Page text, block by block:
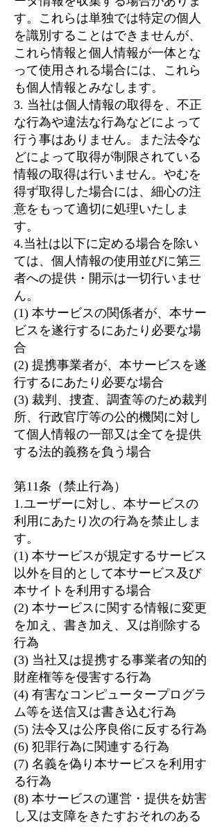
す。これらは単独では特定の個人
を識別することはできませんが、
これら情報と個人情報が一体とな
って使用される場合には、これら
も個人情報とみなします。
3. 当社は個人情報の取得を、不正
な行為や違法な行為などによって
行う事はありません。また法令な
どによって取得が制限されている
情報の取得は行いません。やむを
得ず取得した場合には、細心の注
意をもって適切に処理いたしま
す。
4.当社は以下に定める場合を除い
ては、個人情報の使用並びに第三
者への提供・開示は一切行いませ
ん。
(1) 本サービスの関係者が、本サー
ビスを遂行するにあたり必要な場
合
(2) 提携事業者が、本サービスを遂
行するにあたり必要な場合
(3) 裁判、捜査、調査等のため裁判
所、行政官庁等の公的機関に対し
て個人情報の一部又は全てを提供
する法的義務を負う場合
第11条（禁止行為）
1.ユーザーに対し、本サービスの
利用にあたり次の行為を禁止しま
す。
(1) 本サービスが規定するサービス
以外を目的として本サービス及び
本サイトを利用する場合
(2) 本サービスに関する情報に変更
を加え、書き加え、又は削除する
行為
(3) 当社又は提携する事業者の知的
財産権等を侵害する行為
(4) 有害なコンピュータープログラ
ム等を送信又は書き込む行為
(5) 法令又は公序良俗に反する行為
(6) 犯罪行為に関連する行為
(7) 名義を偽り本サービスを利用す
る行為
(8) 本サービスの運営・提供を妨害
し又は支障をきたすおそれのある